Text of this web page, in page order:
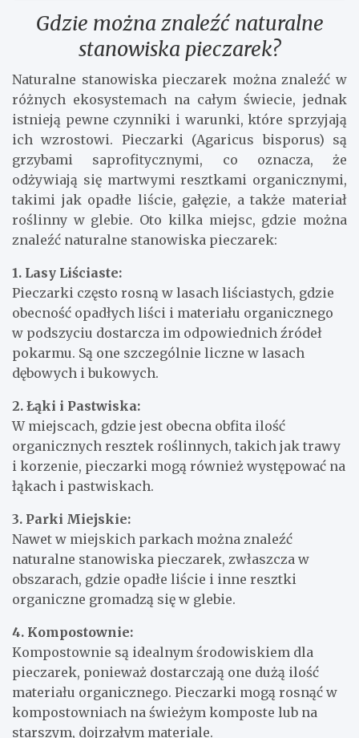
Gdzie można znaleźć naturalne
stanowiska pieczarek?
Naturalne stanowiska pieczarek można znaleźć w
różnych ekosystemach na całym świecie, jednak
istnieją pewne czynniki i warunki, które sprzyjają
ich wzrostowi. Pieczarki (Agaricus bisporus) są
grzybami saprofitycznymi, co oznacza, że
odżywiają się martwymi resztkami organicznymi,
takimi jak opadłe liście, gałęzie, a także materiał
roślinny w glebie. Oto kilka miejsc, gdzie można
znaleźć naturalne stanowiska pieczarek:
1. Lasy Liściaste:
Pieczarki często rosną w lasach liściastych, gdzie
obecność opadłych liści i materiału organicznego
w podszyciu dostarcza im odpowiednich źródeł
pokarmu. Są one szczególnie liczne w lasach
dębowych i bukowych.
2. Łąki i Pastwiska:
W miejscach, gdzie jest obecna obfita ilość
organicznych resztek roślinnych, takich jak trawy
i korzenie, pieczarki mogą również występować na
łąkach i pastwiskach.
3. Parki Miejskie:
Nawet w miejskich parkach można znaleźć
naturalne stanowiska pieczarek, zwłaszcza w
obszarach, gdzie opadłe liście i inne resztki
organiczne gromadzą się w glebie.
4. Kompostownie:
Kompostownie są idealnym środowiskiem dla
pieczarek, ponieważ dostarczają one dużą ilość
materiału organicznego. Pieczarki mogą rosnąć w
kompostowniach na świeżym komposte lub na
starszym, dojrzałym materiale.